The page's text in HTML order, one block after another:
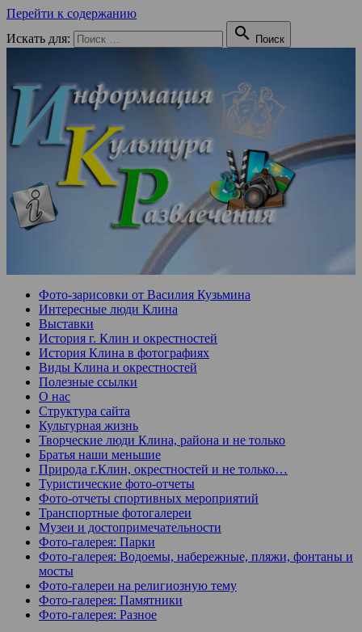
Перейти к содержанию
Искать для:
 Поиск
Фото-зарисовки от Василия Кузьмина
Интересные люди Клина
Выставки
История г. Клин и окрестностей
История Клина в фотографиях
Виды Клина и окрестностей
Полезные ссылки
О нас
Структура сайта
Культурная жизнь
Творческие люди Клина, района и не только
Братья наши меньшие
Природа г.Клин, окрестностей и не только…
Туристические фото-отчеты
Фото-отчеты спортивных мероприятий
Транспортные фотогалереи
Музеи и достопримечательности
Фото-галерея: Парки
Фото-галерея: Водоемы, набережные, пляжи, фонтаны и
мосты
Фото-галереи на религиозную тему
Фото-галерея: Памятники
Фото-галерея: Разное